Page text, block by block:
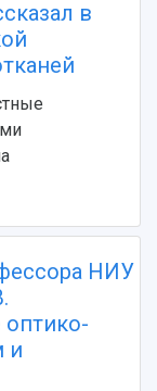
кампус
в
НИУ
оптико-
и